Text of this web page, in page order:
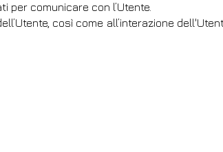
comunicare con l’Utente.
così come all’interazione